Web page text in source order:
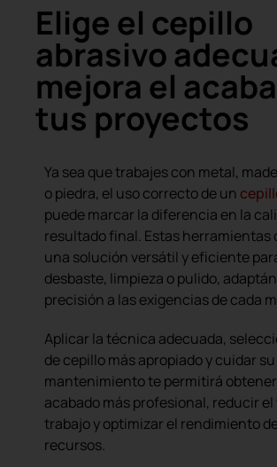
Elige el cepillo
abrasivo
mejora el
tus proyectos
Ya sea que trabajes con metal,
o piedra, el uso correcto de un
puede marcar la diferencia en la
resultado final. Estas herramientas
una solución versátil y eficiente
desbaste, limpieza o pulido,
precisión a las exigencias de cada
Aplicar la técnica adecuada,
de cepillo más apropiado y cuidar su
mantenimiento te permitirá
acabado más profesional, reducir
trabajo y optimizar el rendimiento
recursos.